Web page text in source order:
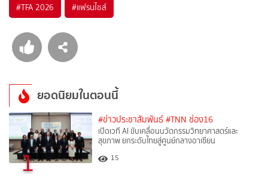
#TFA 2026 #แฟรนไชส์
ยอดนิยมในตอนนี้
1
#ข่าวประชาสัมพันธ์ #TNN ช่อง16
เปิดเวที AI ขับเคลื่อนนวัตกรรมวิทยาศาสตร์และ
สุขภาพ ยกระดับไทยสู่ศูนย์กลางอาเซียน
15